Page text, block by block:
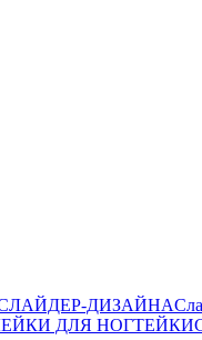
ДИЗАЙНА
ДЛЯ НОГТЕЙ